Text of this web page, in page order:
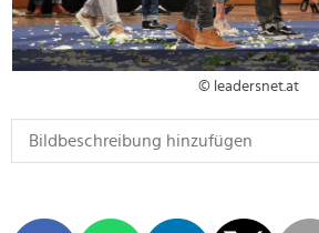
© leadersnet.at